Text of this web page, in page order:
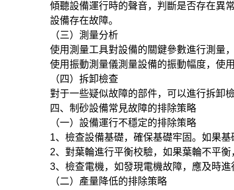
傾聽設備運行時的聲音，判斷是否存在異
設備存在故障。
（三）測量分析
使用測量工具對設備的關鍵參數進行測量
使用振動測量儀測量設備的振動幅度，使
（四）拆卸檢查
對于一些疑似故障的部件，可以進行拆卸
四、制砂設備常見故障的排除策略
（一）設備運行不穩定的排除策略
1、檢查設備基礎，確保基礎牢固。如果基
2、對葉輪進行平衡校驗，如果葉輪不平衡
3、檢查電機，如發現電機故障，應及時進
（二）產量降低的排除策略